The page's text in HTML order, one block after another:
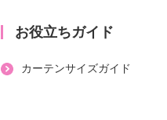
【サイズ】
【重さ】
お役立ちガイド
カーテンサイズガイド